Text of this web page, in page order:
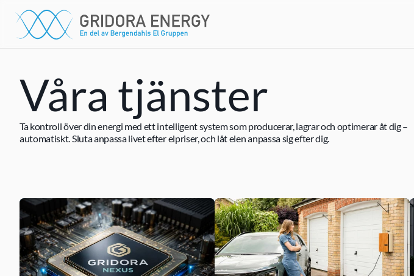
Våra tjänster
Ta kontroll över din energi med ett intelligent system som producerar, lagrar och optimerar åt dig –
automatiskt. Sluta anpassa livet efter elpriser, och låt elen anpassa sig efter dig.